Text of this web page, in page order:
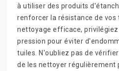
à utiliser des produits
renforcer la résistance de vos
nettoyage efficace, privilégiez
pression pour éviter
tuiles. N'oubliez pas de
de les nettoyer régulièrement